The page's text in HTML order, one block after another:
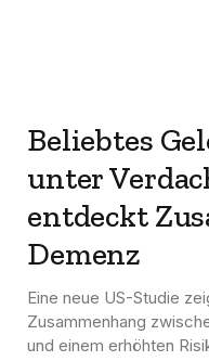
Beliebtes
unter
entdeckt
Demenz
Eine neue US-Studie
Zusammenhang
und einem erhöhten